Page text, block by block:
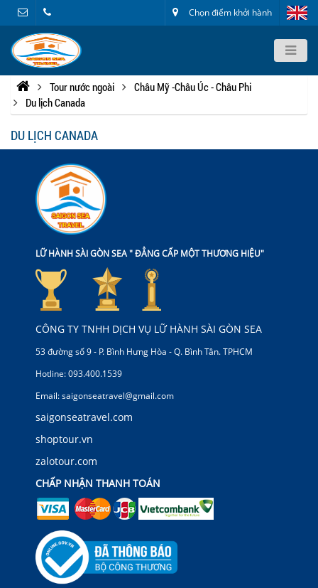
Chọn điểm khởi hành
Tour nước ngoài
Châu Mỹ -Châu Úc - Châu Phi
Du lịch Canada
DU LỊCH CANADA
LỮ HÀNH SÀI GÒN SEA " ĐẲNG CẤP MỘT THƯƠNG HIỆU"
CÔNG TY TNHH DỊCH VỤ LỮ HÀNH SÀI GÒN SEA
53 đường số 9 - P. Bình Hưng Hòa - Q. Bình Tân. TPHCM
Hotline: 093.400.1539
Email: saigonseatravel@gmail.com
saigonseatravel.com
shoptour.vn
zalotour.com
CHẤP NHẬN THANH TOÁN